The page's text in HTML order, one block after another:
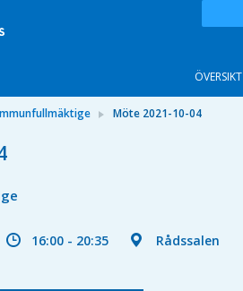
ÖVERSIKT
Möte 2021-10-04
16:00 - 20:35 Rådssalen